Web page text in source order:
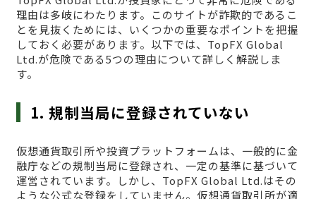
理由は多岐にわたります。このサイトが詐欺的であるこ
とを見抜くためには、いくつかの重要なポイントを把握
しておく必要があります。以下では、TopFX Global
Ltd.が危険である5つの理由について詳しく解説しま
す。
1. 規制当局に登録されていない
仮想通貨取引所や投資プラットフォームは、一般的に金
融庁などの規制当局に登録され、一定の基準に基づいて
運営されています。しかし、TopFX Global Ltd.はその
ような公式な登録をしていません。仮想通貨取引所が適